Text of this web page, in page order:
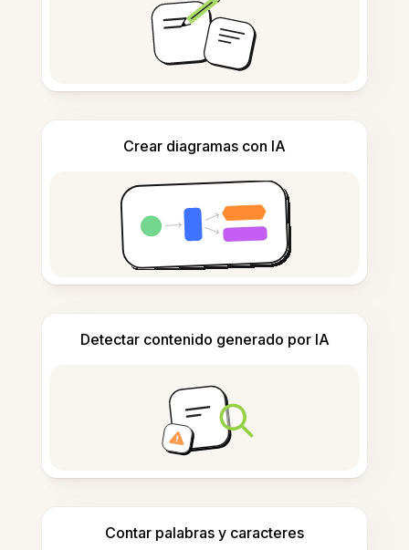
Crear diagramas con IA
Detectar contenido generado por IA
Contar palabras y caracteres